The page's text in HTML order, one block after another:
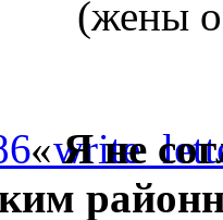
(жены
«Я не